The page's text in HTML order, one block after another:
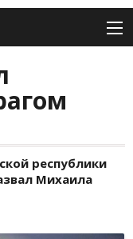
республики
Михаила